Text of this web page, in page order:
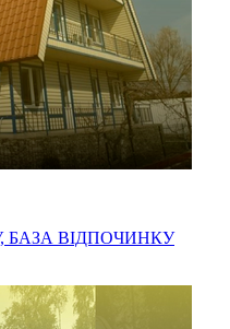
БАЗА ВІДПОЧИНКУ